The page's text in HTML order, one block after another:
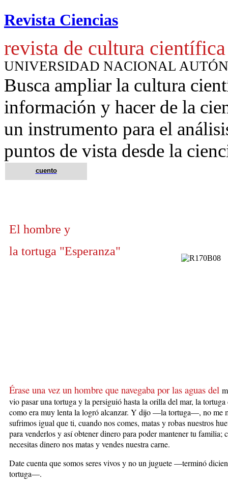
Revista Ciencias
revista de cultura científica
UNIVERSIDAD NACIONAL
Busca ampliar la cultura
información y hacer de la
un instrumento para el
puntos de vista desde la
cuento
El hombre y
la tortuga "Esperanza"
Érase una vez un hombre que navegaba por las aguas del
vio pasar una tortuga y la persiguió hasta la orilla del mar, la
como era muy lenta la logró alcanzar. Y dijo —la tortuga—, no me
sufrimos igual que ti, cuando nos comes, matas y robas nuestros
para venderlos y así obtener dinero para poder mantener tu familia;
necesitas dinero nos matas y vendes nuestra carne.
Date cuenta que somos seres vivos y no un juguete —terminó
tortuga—.